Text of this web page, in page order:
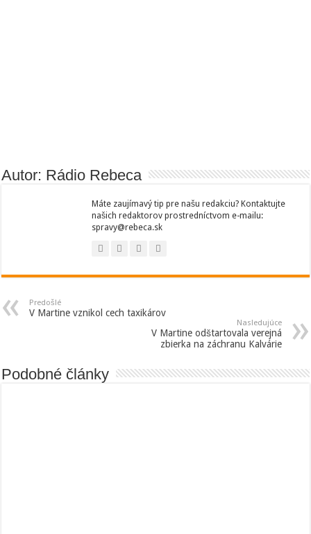
Autor: Rádio Rebeca
Máte zaujímavý tip pre našu redakciu? Kontaktujte
našich redaktorov prostredníctvom e-mailu:
spravy@rebeca.sk
Predošlé
V Martine vznikol cech taxikárov
Nasledujúce
V Martine odštartovala verejná
zbierka na záchranu Kalvárie
Podobné články